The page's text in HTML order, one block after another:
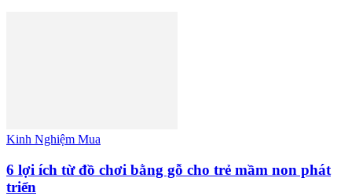
Kinh Nghiệm Mua
6 lợi ích từ đồ chơi bằng gỗ cho trẻ mầm non phát
triển